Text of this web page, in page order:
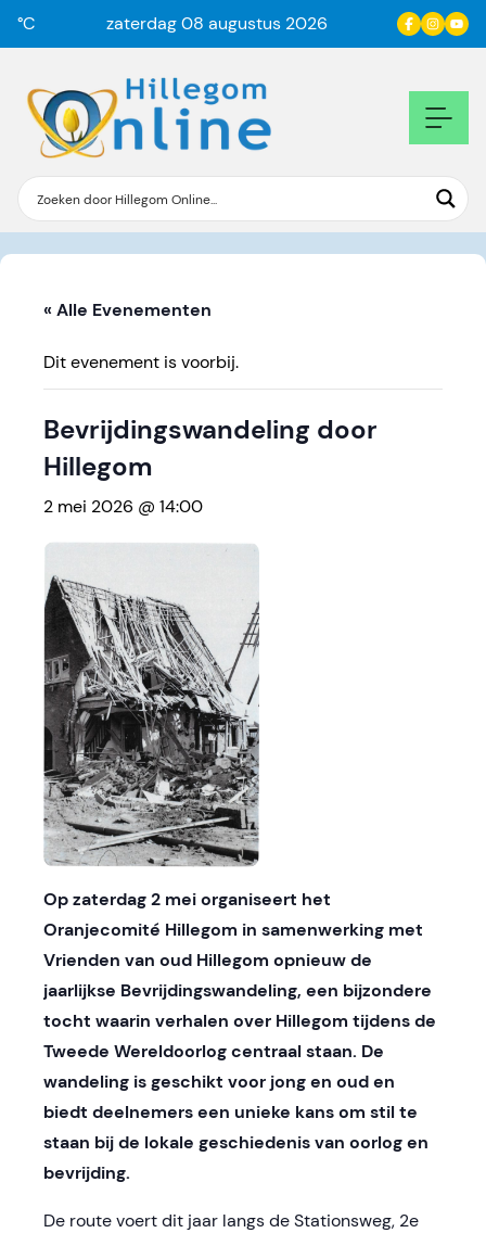
°C zaterdag 08 augustus 2026
« Alle Evenementen
Dit evenement is voorbij.
Bevrijdingswandeling door
Hillegom
2 mei 2026 @ 14:00
Op zaterdag 2 mei organiseert het
Oranjecomité Hillegom in samenwerking met
Vrienden van oud Hillegom opnieuw de
jaarlijkse Bevrijdingswandeling, een bijzondere
tocht waarin verhalen over Hillegom tijdens de
Tweede Wereldoorlog centraal staan. De
wandeling is geschikt voor jong en oud en
biedt deelnemers een unieke kans om stil te
staan bij de lokale geschiedenis van oorlog en
bevrijding.
De route voert dit jaar langs de Stationsweg, 2e